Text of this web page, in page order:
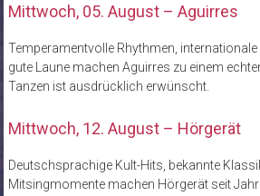
Mittwoch, 05. August – Aguirres
Temperamentvolle Rhythmen, internationale
gute Laune machen Aguirres zu einem
Tanzen ist ausdrücklich erwünscht.
Mittwoch, 12. August – Hörgerät
Deutschsprachige Kult-Hits, bekannte
Mitsingmomente machen Hörgerät seit